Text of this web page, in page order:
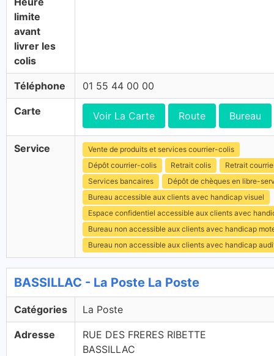
limite
avant
livrer les
colis
Téléphone 01 55 44 00 00
Carte Voir La Carte Route Bureau
Service
Vente de produits et services courrier-colis
Dépôt courrier-colis
Retrait colis
Retrait
Services bancaires
Dépôt de chèques en libre-
Bureau accessible aux clients avec handicap visuel
Espace confidentiel accessible aux clients avec
Bureau non accessible aux clients avec handicap
Bureau non accessible aux clients avec handicap
BASSILLAC - La Poste La Poste
Catégories La Poste
Adresse
RUE DES FRERES RIBETTE
BASSILLAC